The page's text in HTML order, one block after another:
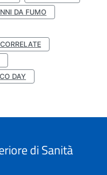
DA FUMO
DAY
di Sanità